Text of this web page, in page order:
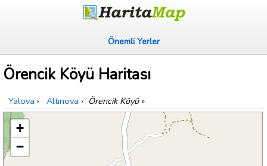
Önemli Yerler
Örencik Köyü Haritası
Yalova › Altınova › Örencik Köyü»
+
−